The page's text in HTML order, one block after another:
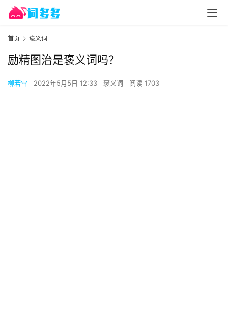
首页 褒义词
励精图治是褒义词吗？
柳若雪 2022年5月5日 12:33 褒义词 阅读 1703